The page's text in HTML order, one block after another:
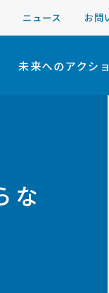
ニュース お問
未来へのアクシ
な